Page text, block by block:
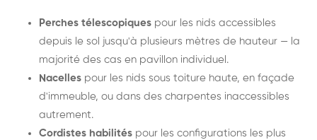
Perches télescopiques pour les nids accessibles
depuis le sol jusqu'à plusieurs mètres de hauteur — la
majorité des cas en pavillon individuel.
Nacelles pour les nids sous toiture haute, en façade
d'immeuble, ou dans des charpentes inaccessibles
autrement.
Cordistes habilités pour les configurations les plus